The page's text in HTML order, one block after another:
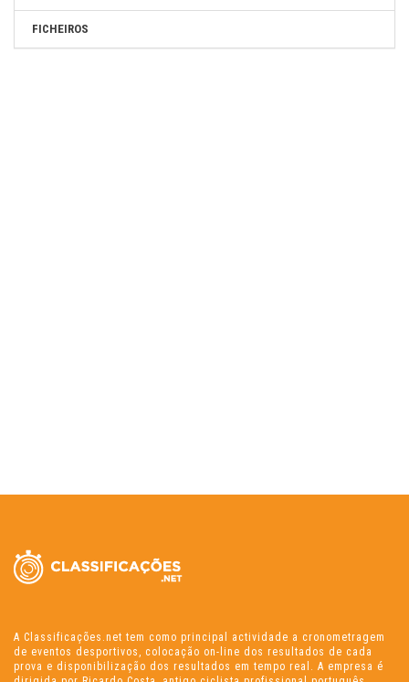
FICHEIROS
A Classificações.net tem como principal actividade a cronometragem
de eventos desportivos, colocação on-line dos resultados de cada
prova e disponibilização dos resultados em tempo real. A empresa é